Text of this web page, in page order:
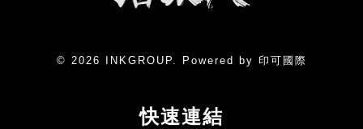
© 2026 INKGROUP. Powered by 印可國際
快速連結